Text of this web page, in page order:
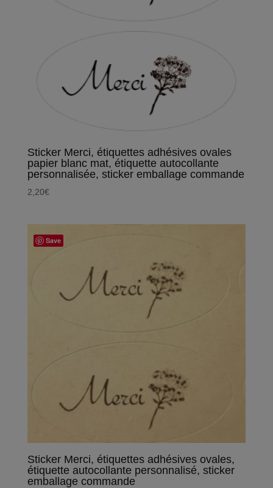
Sticker Merci, étiquettes adhésives ovales
papier blanc mat, étiquette autocollante
personnalisée, sticker emballage commande
2,20€
Save
Sticker Merci, étiquettes adhésives ovales,
étiquette autocollante personnalisé, sticker
emballage commande